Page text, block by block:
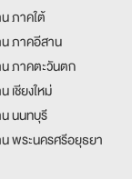
ภาคใต้
ภาคอีสาน
ภาคตะวันตก
เชียงใหม่
นนทบุรี
พระนครศรีอยุธยา